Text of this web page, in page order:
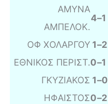
ΑΜΥΝΑ
ΑΜΠΕΛΟΚ.
4–1
ΟΦ ΧΟΛΑΡΓΟΥ 1–2
ΕΘΝΙΚΟΣ ΠΕΡΙΣΤ.0–1
ΓΚΥΖΙΑΚΟΣ 1–0
ΗΦΑΙΣΤΟΣ0–2